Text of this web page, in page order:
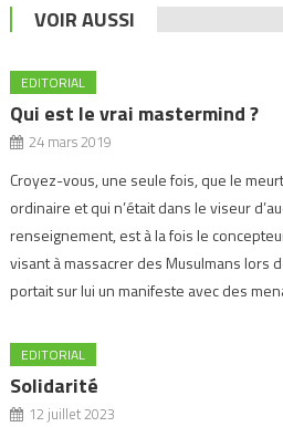
VOIR AUSSI
EDITORIAL
Qui est le vrai mastermind ?
24 mars 2019
Croyez-vous, une seule fois, que le
ordinaire et qui n’était dans le viseur
renseignement, est à la fois le
visant à massacrer des Musulmans lors
portait sur lui un manifeste avec des
EDITORIAL
Solidarité
12 juillet 2023